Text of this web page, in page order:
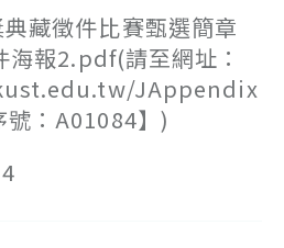
藏徵件比賽甄選簡章
報2.pdf(請至網址：
JAppendix
：A01084】)